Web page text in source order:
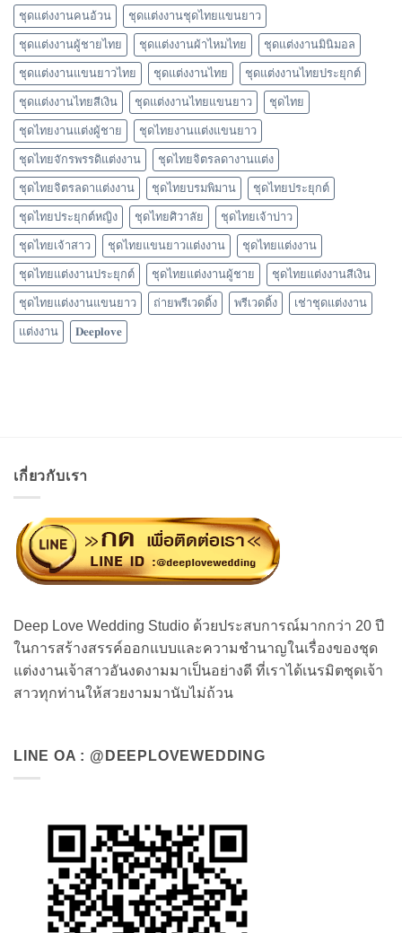
ชุดแต่งงานคนอ้วน ชุดแต่งงานชุดไทยแขนยาว
ชุดแต่งงานผู้ชายไทย ชุดแต่งงานผ้าไหมไทย ชุดแต่งงานมินิมอล
ชุดแต่งงานแขนยาวไทย ชุดแต่งงานไทย ชุดแต่งงานไทยประยุกต์
ชุดแต่งงานไทยสีเงิน ชุดแต่งงานไทยแขนยาว ชุดไทย
ชุดไทยงานแต่งผู้ชาย ชุดไทยงานแต่งแขนยาว
ชุดไทยจักรพรรดิแต่งงาน ชุดไทยจิตรลดางานแต่ง
ชุดไทยจิตรลดาแต่งงาน ชุดไทยบรมพิมาน ชุดไทยประยุกต์
ชุดไทยประยุกต์หญิง ชุดไทยศิวาลัย ชุดไทยเจ้าบ่าว
ชุดไทยเจ้าสาว ชุดไทยแขนยาวแต่งงาน ชุดไทยแต่งงาน
ชุดไทยแต่งงานประยุกต์ ชุดไทยแต่งงานผู้ชาย ชุดไทยแต่งงานสีเงิน
ชุดไทยแต่งงานแขนยาว ถ่ายพรีเวดดิ้ง พรีเวดดิ้ง เช่าชุดแต่งงาน
แต่งงาน 𝐃𝐞𝐞𝐩𝐥𝐨𝐯𝐞
เกี่ยวกับเรา
Deep Love Wedding Studio ด้วยประสบการณ์มากกว่า 20 ปี
ในการสร้างสรรค์ออกแบบและความชำนาญในเรื่องของชุด
แต่งงานเจ้าสาวอันงดงามมาเป็นอย่างดี ที่เราได้เนรมิตชุดเจ้า
สาวทุกท่านให้สวยงามมานับไม่ถ้วน
LINE OA : @DEEPLOVEWEDDING